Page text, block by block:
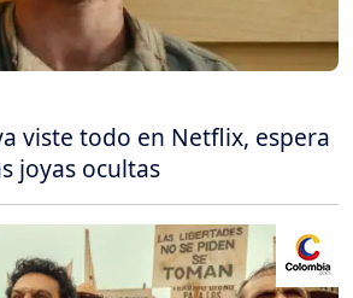
viste todo en Netflix, espera
joyas ocultas